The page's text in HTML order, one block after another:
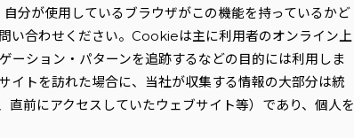
分が使用しているブラウザがこの機能を持っているかど
い合わせください。Cookieは主に利用者のオンライン上
ーション・パターンを追跡するなどの目的には利用しま
イトを訪れた場合に、当社が収集する情報の大部分は統
前にアクセスしていたウェブサイト等）であり、個人を